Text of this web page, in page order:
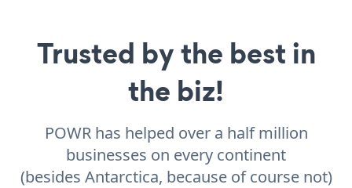
Trusted by the best in
the biz!
POWR has helped over a half million
businesses on every continent
(besides Antarctica, because of course not)